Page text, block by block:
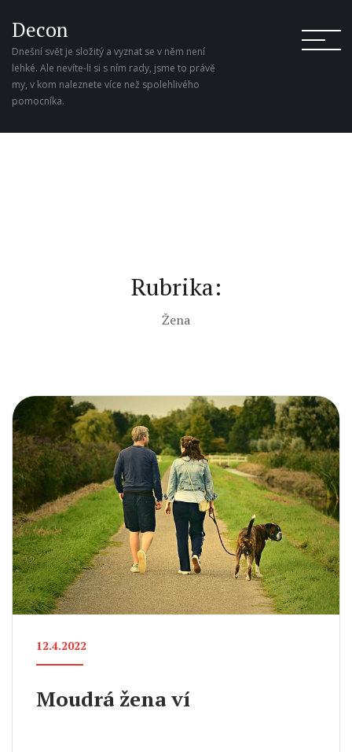
Decon
Dnešní svět je složitý a vyznat se v něm není
lehké. Ale nevíte-li si s ním rady, jsme to právě
my, v kom naleznete více než spolehlivého
pomocníka.
Rubrika:
Žena
12.4.2022
Moudrá žena ví